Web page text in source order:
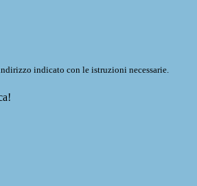
indicato con le istruzioni necessarie.